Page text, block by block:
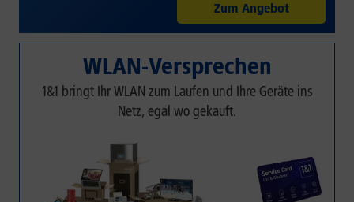
Zum Angebot
WLAN-Versprechen
1&1 bringt Ihr WLAN zum Laufen und Ihre Geräte ins
Netz, egal wo gekauft.